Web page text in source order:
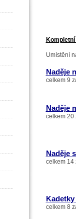
Umístění
Naděje
celkem 9
Naděje
celkem 20
Naděje
celkem 14
celkem 8